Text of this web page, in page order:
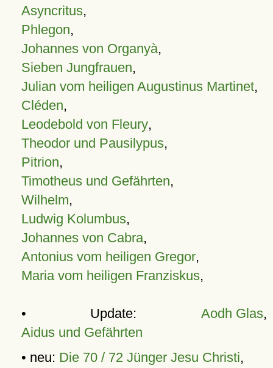
Asyncritus,
Phlegon,
Johannes von Organyà,
Sieben Jungfrauen,
Julian vom heiligen Augustinus Martinet,
Cléden,
Leodebold von Fleury,
Theodor und Pausilypus,
Pitrion,
Timotheus und Gefährten,
Wilhelm,
Ludwig Kolumbus,
Johannes von Cabra,
Antonius vom heiligen Gregor,
Maria vom heiligen Franziskus,
• Update: Aodh Glas,
Aidus und Gefährten
• neu: Die 70 / 72 Jünger Jesu Christi,